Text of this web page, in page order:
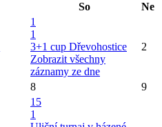
So Ne
1
1
3+1 cup Dřevohostice
Zobrazit všechny
záznamy ze dne
2
8 9
15
1